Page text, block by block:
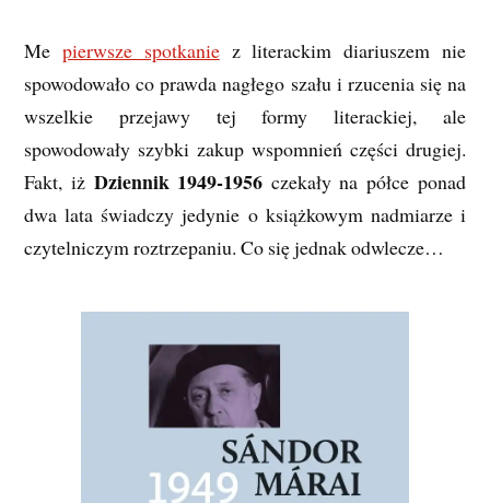
Mepierwsze spotkaniez literackim diariuszem nie
spowodowało co prawda nagłego szału i rzucenia się na
wszelkie przejawy tej formy literackiej, ale
spowodowały szybki zakup wspomnień części drugiej.
Fakt, iż Dziennik 1949-1956 czekały na półce ponad
dwa lata świadczy jedynie o książkowym nadmiarze i
czytelniczym roztrzepaniu. Co się jednak odwlecze…